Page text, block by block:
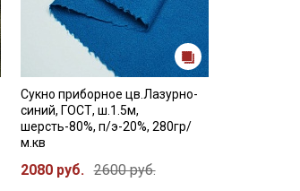
Сукно приборное цв.Лазурно-
синий, ГОСТ, ш.1.5м,
шерсть-80%, п/э-20%, 280гр/
м.кв
2080 руб. 2600 руб.